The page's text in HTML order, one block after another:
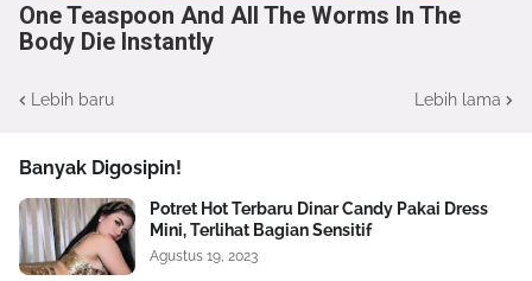
One Teaspoon And All The Worms In The
Body Die Instantly
Lebih baru Lebih lama
Banyak Digosipin!
Potret Hot Terbaru Dinar Candy Pakai Dress
Mini, Terlihat Bagian Sensitif
Agustus 19, 2023